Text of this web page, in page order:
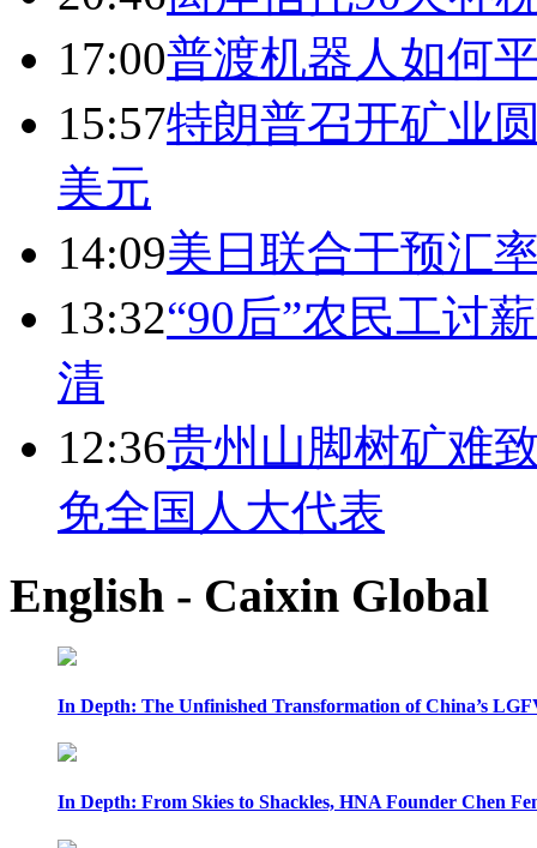
17:00普渡机器人如何
15:57特朗普召开矿业
美元
14:09美日联合干预汇
13:32“90后”农民工讨
清
12:36贵州山脚树矿难
免全国人大代表
English - Caixin Global
In Depth: The Unfinished Transformation of China’s
In Depth: From Skies to Shackles, HNA Founder Chen